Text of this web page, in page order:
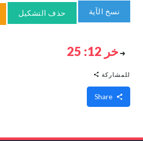
نسخ الآية حذف التشكيل
خر 12: 25
للمشاركة